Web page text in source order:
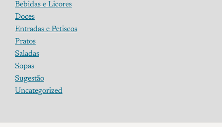
Bebidas e Licores
Doces
Entradas e Petiscos
Pratos
Saladas
Sopas
Sugestão
Uncategorized